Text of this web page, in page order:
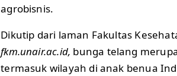
agrobisnis.
Dikutip dari laman Fakultas
fkm.unair.ac.id, bunga telang
termasuk wilayah di anak benua